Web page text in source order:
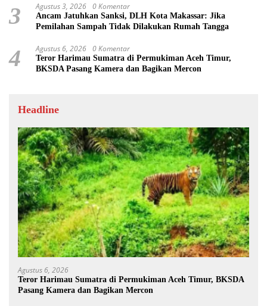
3 Agustus 3, 2026 0 Komentar
Ancam Jatuhkan Sanksi, DLH Kota Makassar: Jika
Pemilahan Sampah Tidak Dilakukan Rumah Tangga
4 Agustus 6, 2026 0 Komentar
Teror Harimau Sumatra di Permukiman Aceh Timur,
BKSDA Pasang Kamera dan Bagikan Mercon
Headline
Agustus 6, 2026
Teror Harimau Sumatra di Permukiman Aceh Timur, BKSDA
Pasang Kamera dan Bagikan Mercon